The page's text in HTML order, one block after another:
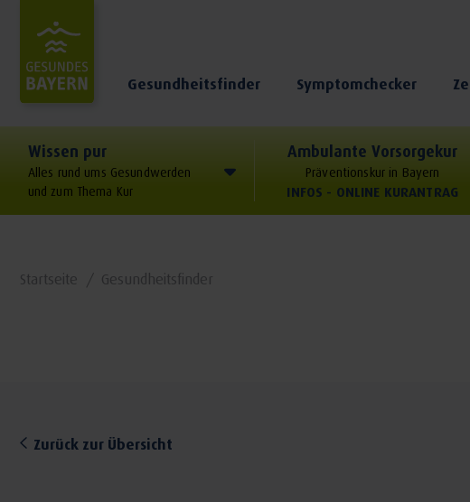
Gesundheitsfinder Symptomchecker
Wissen pur
Alles rund ums Gesundwerden
und zum Thema Kur
Ambulante Vorsorgekur
Präventionskur in Bayern
INFOS - ONLINE KURANTRAG
Startseite Gesundheitsfinder
Zurück zur Übersicht